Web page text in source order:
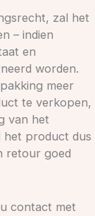
zal het
– indien
en
worden.
meer
te verkopen,
van het
het product dus
retour goed
contact met